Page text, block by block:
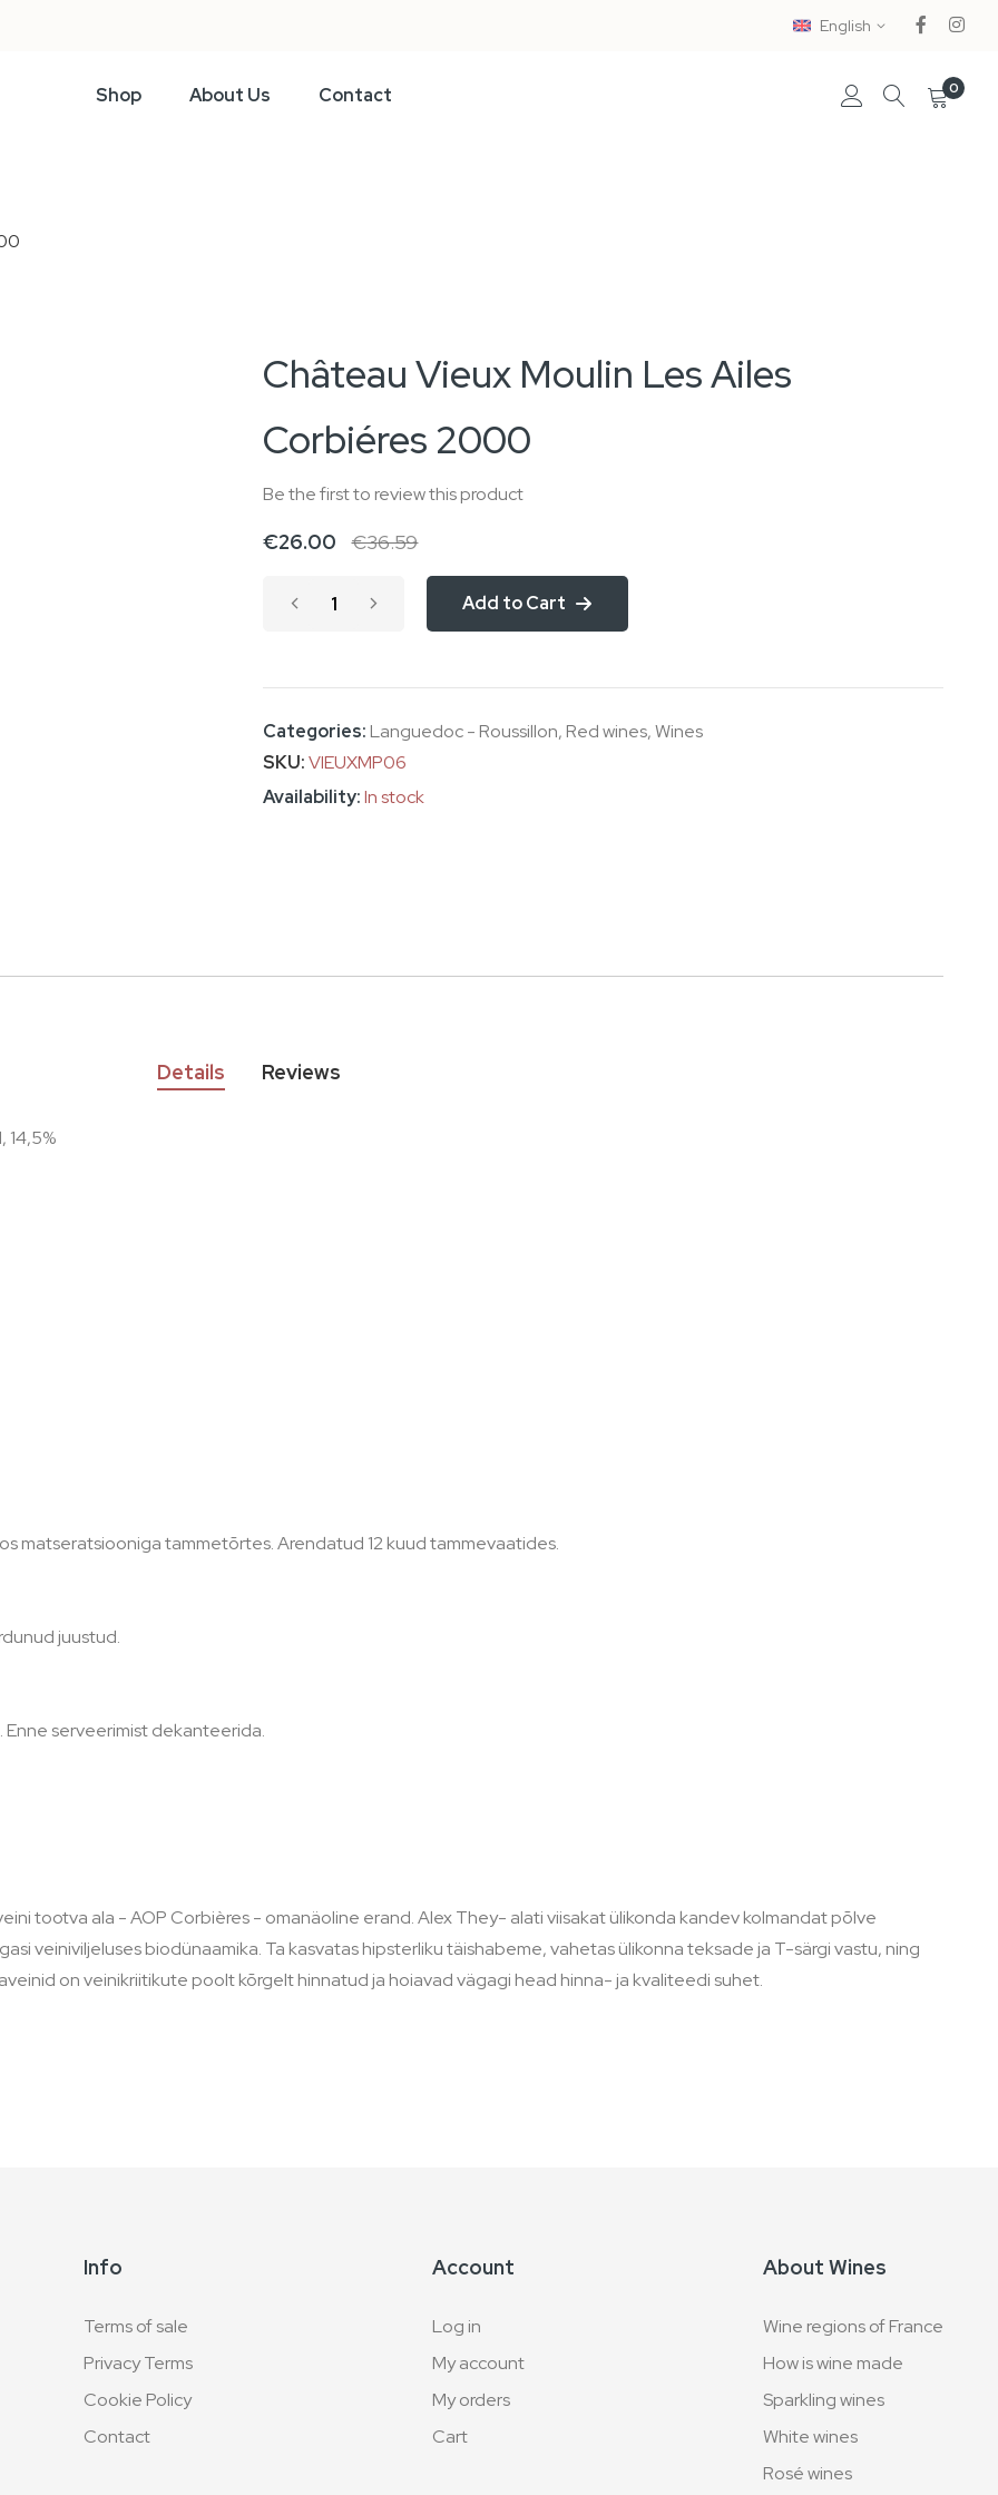
English
Shop About Us Contact 0
Château Vieux Moulin Les Ailes
Corbiéres 2000
Be the first to review this product
€26.00 €36.59
Add to Cart
Categories:Languedoc - Roussillon,Red wines,Wines
SKU VIEUXMP06
In stock
Details
14,5%
matseratsiooniga tammetõrtes. Arendatud 12 kuud tammevaatides.
juustud.
Enne serveerimist dekanteerida.
tootva ala - AOP Corbières - omanäoline erand. Alex They- alati viisakat ülikonda kandev kolmandat põlve
veiniviljeluses biodünaamika. Ta kasvatas hipsterliku täishabeme, vahetas ülikonna teksade ja T-särgi vastu, ning
on veinikriitikute poolt kõrgelt hinnatud ja hoiavad vägagi head hinna- ja kvaliteedi suhet.
Reviews
Info
Terms of sale
Privacy Terms
Cookie Policy
Contact
Account
Log in
My account
My orders
Cart
About Wines
Wine regions of France
How is wine made
Sparkling wines
White wines
Rosé wines